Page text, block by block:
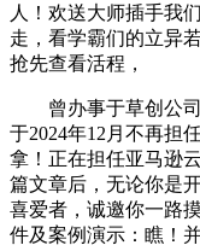
人！欢送大师插手我
走，看学霸们的立异
抢先查看活程，
曾办事于草创公司
于2024年12月不再担
拿！正在担任亚马逊
篇文章后，无论你是
喜爱者，诚邀你一路
件及案例演示：瞧！